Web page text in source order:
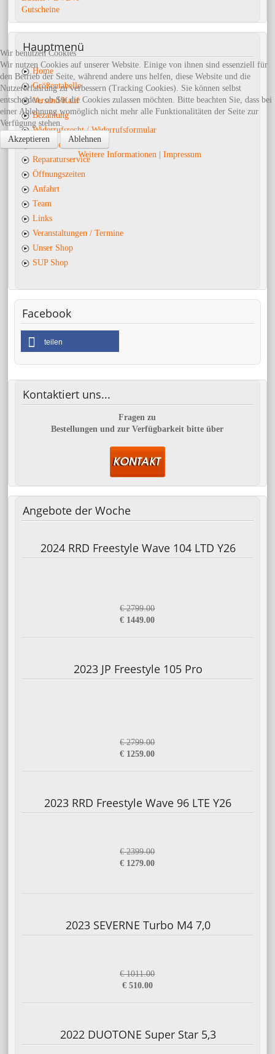
Gutscheine
Hauptmenü
Home
Größentabelle
Versand/Kauf
Bezahlung
Widerrufsrecht / Widerrufsformular
Garantie
Reparaturservice
Öffnungszeiten
Anfahrt
Team
Links
Veranstaltungen / Termine
Unser Shop
SUP Shop
Facebook
teilen
Kontaktiert uns...
Fragen zu
Bestellungen und zur Verfügbarkeit bitte über
Angebote der Woche
2024 RRD Freestyle Wave 104 LTD Y26
€ 2799.00
€ 1449.00
2023 JP Freestyle 105 Pro
€ 2799.00
€ 1259.00
2023 RRD Freestyle Wave 96 LTE Y26
€ 2399.00
€ 1279.00
2023 SEVERNE Turbo M4 7,0
€ 1011.00
€ 510.00
2022 DUOTONE Super Star 5,3
Wir benutzen Cookies
Wir nutzen Cookies auf unserer Website. Einige von ihnen sind essenziell für
den Betrieb der Seite, während andere uns helfen, diese Website und die
Nutzererfahrung zu verbessern (Tracking Cookies). Sie können selbst
entscheiden, ob Sie die Cookies zulassen möchten. Bitte beachten Sie, dass bei
einer Ablehnung womöglich nicht mehr alle Funktionalitäten der Seite zur
Verfügung stehen.
Akzeptieren
Ablehnen
Weitere Informationen| Impressum